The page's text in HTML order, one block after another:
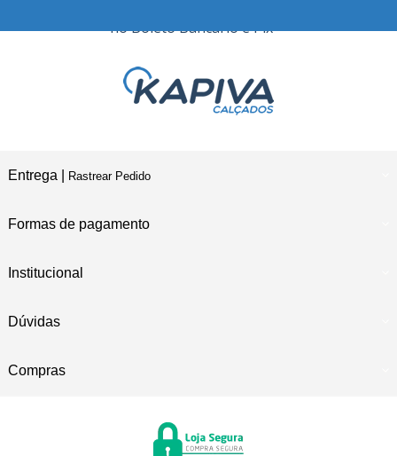
no Boleto Bancário e Pix
Entrega | Rastrear Pedido
Formas de pagamento
Institucional
Dúvidas
Compras